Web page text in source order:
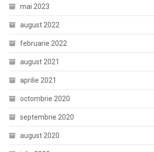
mai 2023
august 2022
februarie 2022
august 2021
aprilie 2021
octombrie 2020
septembrie 2020
august 2020